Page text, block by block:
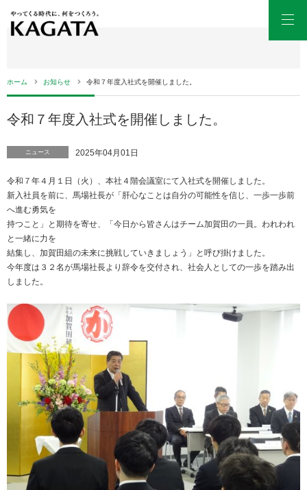
ホーム お知らせ 令和７年度入社式を開催しました。
令和７年度入社式を開催しました。
ニュース 2025年04月01日
令和７年４月１日（火）、本社４階会議室にて入社式を開催しました。
新入社員を前に、馬場社長が「肝心なことは自分の可能性を信じ、一歩一歩前
へ進む勇気を
持つこと」と期待を寄せ、「今日から皆さんはチーム加賀田の一員。われわれ
と一緒に力を
結集し、加賀田組の未来に挑戦していきましょう」と呼び掛けました。
今年度は３２名が馬場社長より辞令を交付され、社会人としての一歩を踏み出
しました。